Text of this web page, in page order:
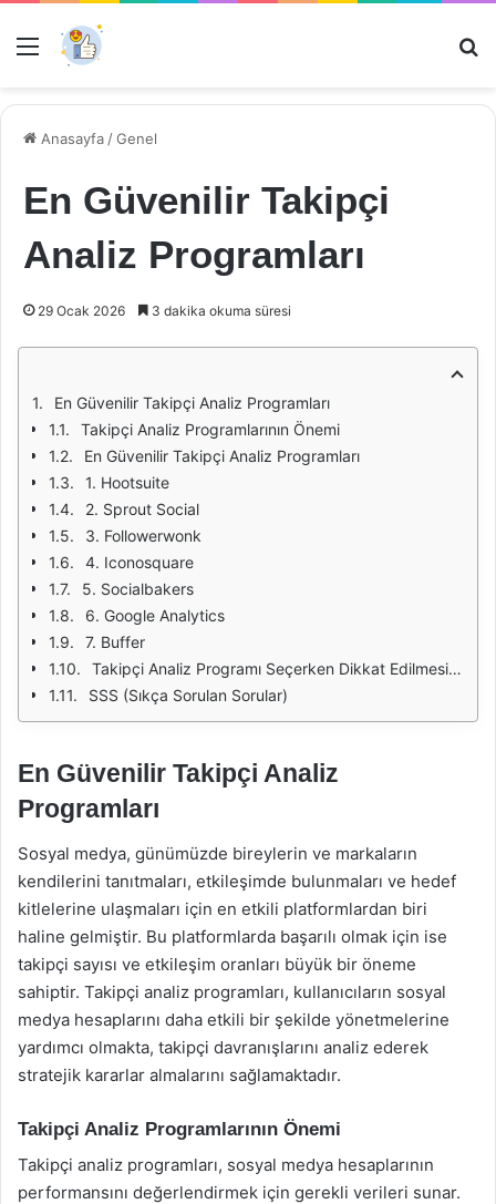
Menü
Anasayfa /Genel
En Güvenilir Takipçi
Analiz Programları
29 Ocak 2026 3 dakika okuma süresi
En Güvenilir Takipçi Analiz Programları
Takipçi Analiz Programlarının Önemi
En Güvenilir Takipçi Analiz Programları
1. Hootsuite
2. Sprout Social
3. Followerwonk
4. Iconosquare
5. Socialbakers
6. Google Analytics
7. Buffer
Takipçi Analiz Programı Seçerken Dikkat Edilmesi Gerekenler
SSS (Sıkça Sorulan Sorular)
En Güvenilir Takipçi Analiz
Programları
Sosyal medya, günümüzde bireylerin ve markaların
kendilerini tanıtmaları, etkileşimde bulunmaları ve hedef
kitlelerine ulaşmaları için en etkili platformlardan biri
haline gelmiştir. Bu platformlarda başarılı olmak için ise
takipçi sayısı ve etkileşim oranları büyük bir öneme
sahiptir. Takipçi analiz programları, kullanıcıların sosyal
medya hesaplarını daha etkili bir şekilde yönetmelerine
yardımcı olmakta, takipçi davranışlarını analiz ederek
stratejik kararlar almalarını sağlamaktadır.
Takipçi Analiz Programlarının Önemi
Takipçi analiz programları, sosyal medya hesaplarının
performansını değerlendirmek için gerekli verileri sunar.